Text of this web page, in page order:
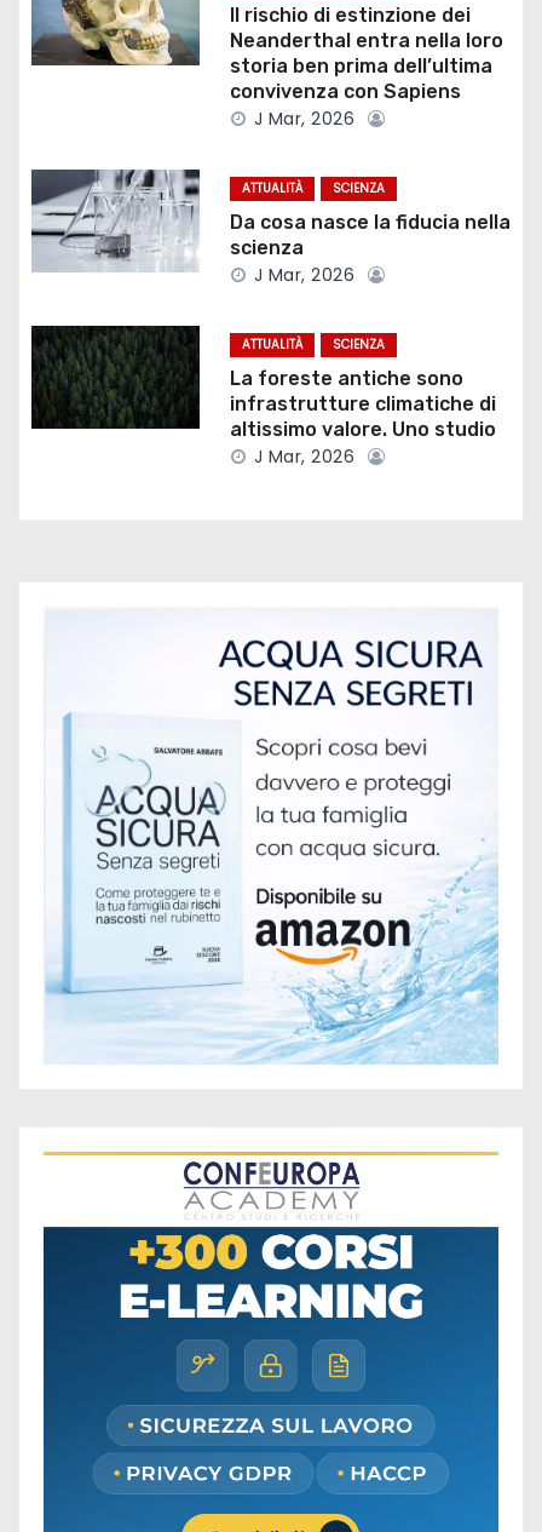
z
i
n
e
a
r
t
i
Il rischio di estinzione dei
Neanderthal entra nella loro
storia ben prima dell’ultima
convivenza con Sapiens
J Mar, 2026
ATTUALITÀ SCIENZA
Da cosa nasce la fiducia nella
scienza
J Mar, 2026
ATTUALITÀ SCIENZA
La foreste antiche sono
infrastrutture climatiche di
altissimo valore. Uno studio
J Mar, 2026